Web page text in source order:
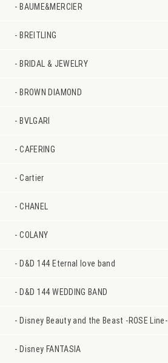
BAUME&MERCIER
BREITLING
BRIDAL & JEWELRY
BROWN DIAMOND
BVLGARI
CAFERING
Cartier
CHANEL
COLANY
D&D 144 Eternal love band
D&D 144 WEDDING BAND
Disney Beauty and the Beast -ROSE Line-
Disney FANTASIA